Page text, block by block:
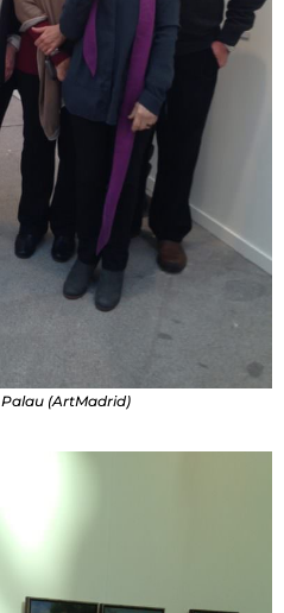
Palau (ArtMadrid)